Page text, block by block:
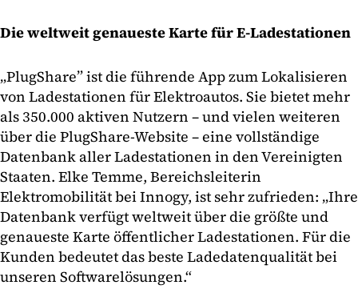
Die weltweit genaueste Karte für E-Ladestationen
„PlugShare” ist die führende App zum Lokalisieren
von Ladestationen für Elektroautos. Sie bietet mehr
als 350.000 aktiven Nutzern – und vielen weiteren
über die PlugShare-Website – eine vollständige
Datenbank aller Ladestationen in den Vereinigten
Staaten. Elke Temme, Bereichsleiterin
Elektromobilität bei Innogy, ist sehr zufrieden: „Ihre
Datenbank verfügt weltweit über die größte und
genaueste Karte öffentlicher Ladestationen. Für die
Kunden bedeutet das beste Ladedatenqualität bei
unseren Softwarelösungen.“